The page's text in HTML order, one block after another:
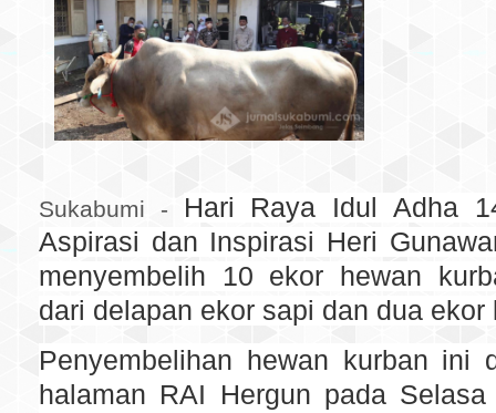
Sukabumi -
Hari Raya Idul Adha
Aspirasi dan Inspirasi Heri
menyembelih 10 ekor hewan
dari delapan ekor sapi dan dua ekor
Penyembelihan hewan kurban ini
halaman RAI Hergun pada